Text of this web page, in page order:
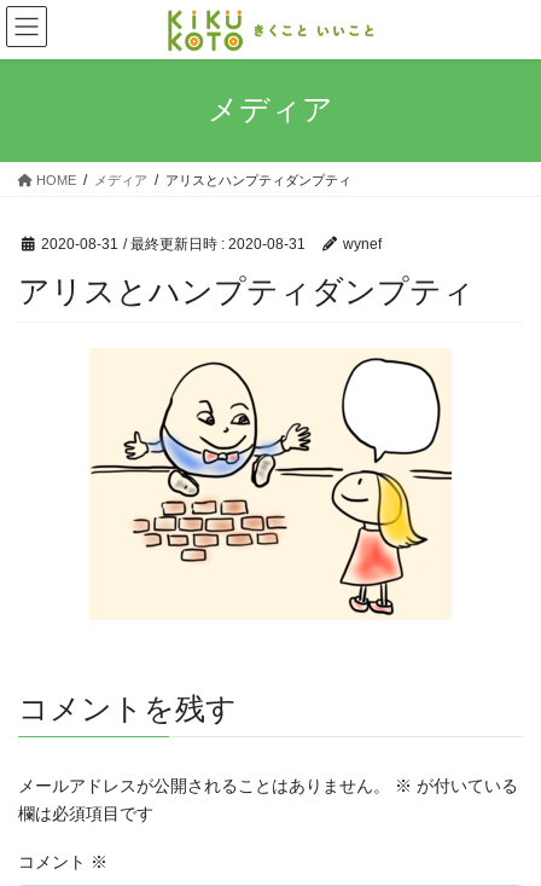
コ
ン
テ
ス
ナ
ビ
ゲ
ン
メディア
HOME メディア アリスとハンプティダンプティ
2020-08-31 / 最終更新日時 : 2020-08-31 wynef
アリスとハンプティダンプティ
コメントを残す
メールアドレスが公開されることはありません。 ※ が付いている
欄は必須項目です
コメント ※